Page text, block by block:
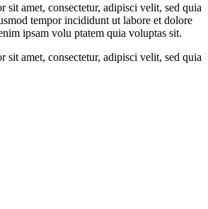
amet, consectetur, adipisci velit, sed quia
tempor incididunt ut labore et dolore
ipsam volu ptatem quia voluptas sit.
amet, consectetur, adipisci velit, sed quia